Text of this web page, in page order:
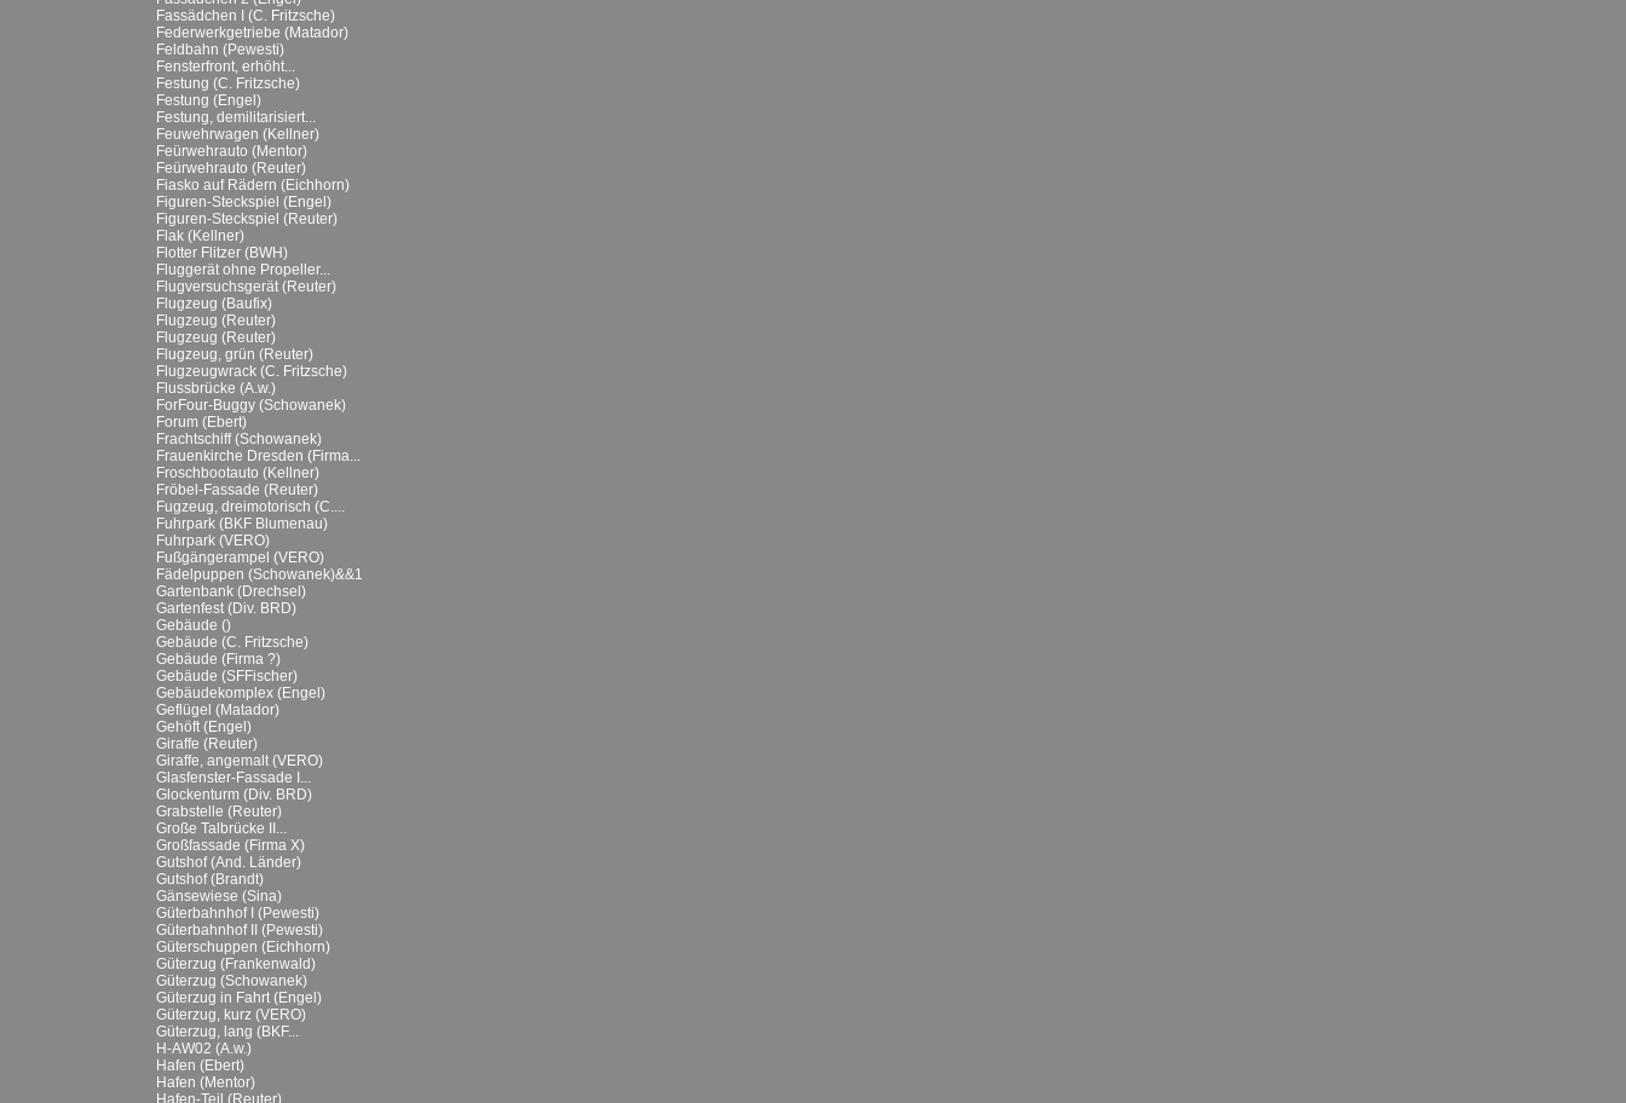
Fassädchen I (C. Fritzsche)
Federwerkgetriebe (Matador)
Feldbahn (Pewesti)
Fensterfront, erhöht...
Festung (C. Fritzsche)
Festung (Engel)
Festung, demilitarisiert...
Feuwehrwagen (Kellner)
Feürwehrauto (Mentor)
Feürwehrauto (Reuter)
Fiasko auf Rädern (Eichhorn)
Figuren-Steckspiel (Engel)
Figuren-Steckspiel (Reuter)
Flak (Kellner)
Flotter Flitzer (BWH)
Fluggerät ohne Propeller...
Flugversuchsgerät (Reuter)
Flugzeug (Baufix)
Flugzeug (Reuter)
Flugzeug (Reuter)
Flugzeug, grün (Reuter)
Flugzeugwrack (C. Fritzsche)
Flussbrücke (A.w.)
ForFour-Buggy (Schowanek)
Forum (Ebert)
Frachtschiff (Schowanek)
Frauenkirche Dresden (Firma...
Froschbootauto (Kellner)
Fröbel-Fassade (Reuter)
Fugzeug, dreimotorisch (C....
Fuhrpark (BKF Blumenau)
Fuhrpark (VERO)
Fußgängerampel (VERO)
Fädelpuppen (Schowanek)&&1
Gartenbank (Drechsel)
Gartenfest (Div. BRD)
Gebäude ()
Gebäude (C. Fritzsche)
Gebäude (Firma ?)
Gebäude (SFFischer)
Gebäudekomplex (Engel)
Geflügel (Matador)
Gehöft (Engel)
Giraffe (Reuter)
Giraffe, angemalt (VERO)
Glasfenster-Fassade I...
Glockenturm (Div. BRD)
Grabstelle (Reuter)
Große Talbrücke II...
Großfassade (Firma X)
Gutshof (And. Länder)
Gutshof (Brandt)
Gänsewiese (Sina)
Güterbahnhof I (Pewesti)
Güterbahnhof II (Pewesti)
Güterschuppen (Eichhorn)
Güterzug (Frankenwald)
Güterzug (Schowanek)
Güterzug in Fahrt (Engel)
Güterzug, kurz (VERO)
Güterzug, lang (BKF...
H-AW02 (A.w.)
Hafen (Ebert)
Hafen (Mentor)
Hafen-Teil (Reuter)